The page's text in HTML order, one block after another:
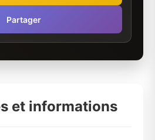
Partager
et informations